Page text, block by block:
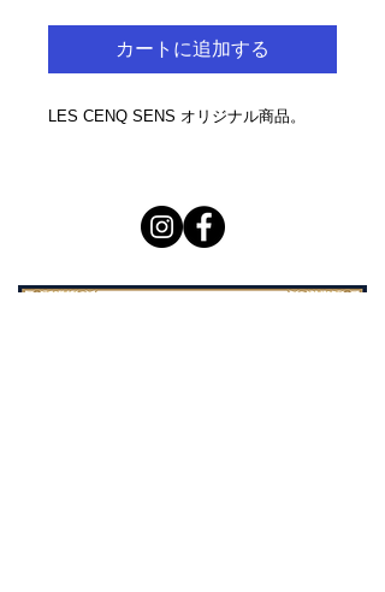
カートに追加する
LES CENQ SENS オリジナル商品。